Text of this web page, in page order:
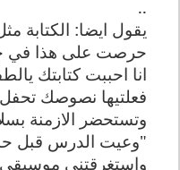
..
يقول ايضا: الكتابة
حرصت على هذا في
انا احببت كتابتك
فعلتيها نصوصك
وتستحضر الازمنة
"وعيت الدرس قبل
واستغرقتني موسيقى